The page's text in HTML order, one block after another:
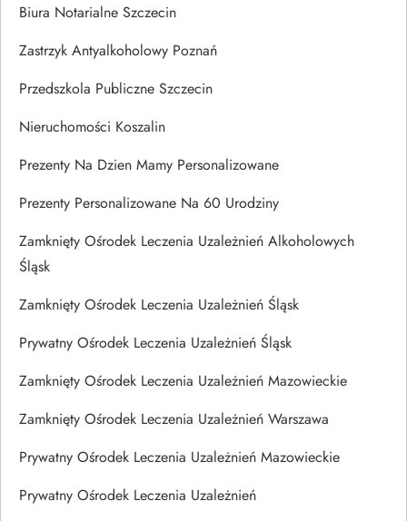
Biura Notarialne Szczecin
Zastrzyk Antyalkoholowy Poznań
Przedszkola Publiczne Szczecin
Nieruchomości Koszalin
Prezenty Na Dzien Mamy Personalizowane
Prezenty Personalizowane Na 60 Urodziny
Zamknięty Ośrodek Leczenia Uzależnień Alkoholowych
Śląsk
Zamknięty Ośrodek Leczenia Uzależnień Śląsk
Prywatny Ośrodek Leczenia Uzależnień Śląsk
Zamknięty Ośrodek Leczenia Uzależnień Mazowieckie
Zamknięty Ośrodek Leczenia Uzależnień Warszawa
Prywatny Ośrodek Leczenia Uzależnień Mazowieckie
Prywatny Ośrodek Leczenia Uzależnień